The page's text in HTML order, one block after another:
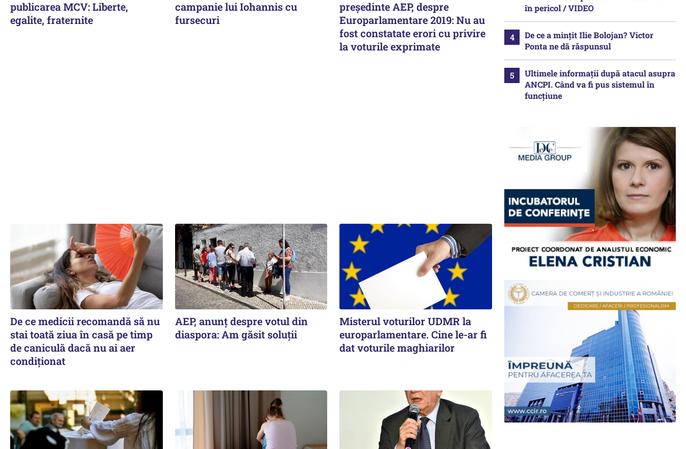
publicarea MCV: Liberte,
egalite, fraternite
campanie lui Iohannis cu
fursecuri
preşedinte AEP, despre
Europarlamentare 2019: Nu au
fost constatate erori cu privire
la voturile exprimate
De ce medicii recomandă să nu
stai toată ziua în casă pe timp
de caniculă dacă nu ai aer
condiționat
AEP, anunţ despre votul din
diaspora: Am găsit soluţii
Misterul voturilor UDMR la
europarlamentare. Cine le-ar fi
dat voturile maghiarilor
în pericol / VIDEO
De ce a mințit Ilie Bolojan? Victor
Ponta ne dă răspunsul
Ultimele informații după atacul asupra
ANCPI. Când va fi pus sistemul în
funcțiune